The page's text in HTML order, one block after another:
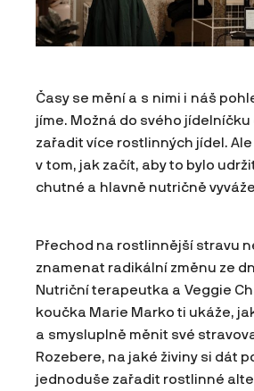
Časy se mění a s nimi i náš
jíme. Možná do svého jídelníčku
zařadit více rostlinných jídel.
v tom, jak začít, aby to bylo
chutné a hlavně nutričně
Přechod na rostlinnější stravu
znamenat radikální změnu ze
Nutriční terapeutka a Veggie
koučka Marie Marko ti ukáže,
a smysluplně měnit své
Rozebere, na jaké živiny si dát
jednoduše zařadit rostlinné